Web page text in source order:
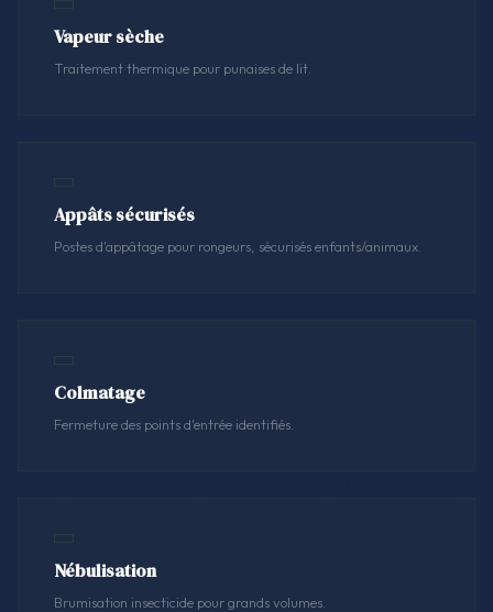
Vapeur sèche
Traitement thermique pour punaises de lit.
Appâts sécurisés
Postes d'appâtage pour rongeurs, sécurisés enfants/animaux.
Colmatage
Fermeture des points d'entrée identifiés.
Nébulisation
Brumisation insecticide pour grands volumes.